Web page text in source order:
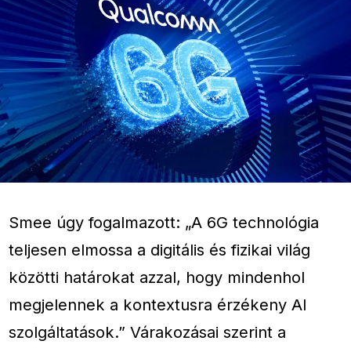
Smee úgy fogalmazott: „A 6G technológia
teljesen elmossa a digitális és fizikai világ
közötti határokat azzal, hogy mindenhol
megjelennek a kontextusra érzékeny AI
szolgáltatások.” Várakozásai szerint a